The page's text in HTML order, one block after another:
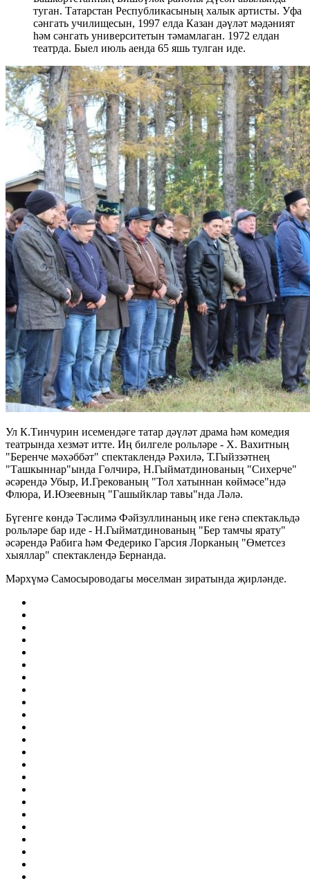
туган. Татарстан Республикасының халык артисты. Уфа
сәнгать училищесын, 1997 елда Казан дәүләт мәдәният
һәм сәнгать университетын тәмамлаган. 1972 елдан
театрда. Быел июль аенда 65 яшь тулган иде.
Ул К.Тинчурин исемендәге татар дәүләт драма һәм комедия
театрында хезмәт итте. Иң билгеле рольләре - Х. Вахитның
"Беренче мәхәббәт" спектаклендә Рәхилә, Т.Гыйззәтнең
"Ташкыннар"ында Гөлчирә, Н.Гыйматдинованың "Сихерче"
әсәрендә Убыр, И.Грекованың "Тол хатыннан көймәсе"ндә
Флюра, И.Юзеевның "Гашыйклар тавы"нда Ләлә.
Бүгенге көндә Тәслимә Фәйзуллинаның ике генә спектакльдә
рольләре бар иде - Н.Гыйматдинованың "Бер тамчы ярату"
әсәрендә Рабига һәм Федерико Гарсия Лорканың "Өметсез
хыяллар" спектаклендә Бернанда.
Мәрхүмә Самосыроводагы мөселман зиратында җирләнде.